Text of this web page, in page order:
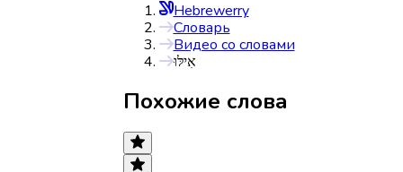
Hebrewerry
Словарь
Видео со словами
אִילּוּ
Похожие слова